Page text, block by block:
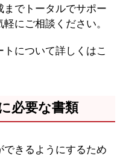
でトータルでサポー
にご相談ください。
について詳しくはこ
必要な書類
きるようにするため